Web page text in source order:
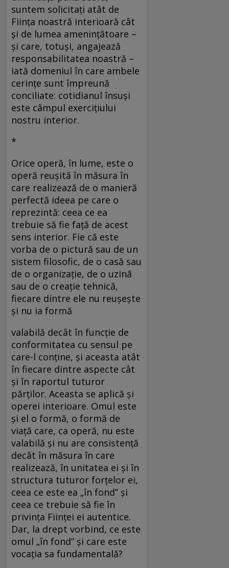
suntem solicitaţi atât de
Fiinţa noastră interioară cât
şi de lumea ameninţătoare –
şi care, totuşi, angajează
responsabilitatea noastră –
iată domeniul în care ambele
cerinţe sunt împreună
conciliate: cotidianul însuşi
este câmpul exerciţiului
nostru interior.
*
Orice operă, în lume, este o
operă reuşită în măsura în
care realizează de o manieră
perfectă ideea pe care o
reprezintă: ceea ce ea
trebuie să fie faţă de acest
sens interior. Fie că este
vorba de o pictură sau de un
sistem filosofic, de o casă sau
de o organizaţie, de o uzină
sau de o creaţie tehnică,
fiecare dintre ele nu reuşeşte
şi nu ia formă
valabilă decât în funcţie de
conformitatea cu sensul pe
care-l conţine, şi aceasta atât
în fiecare dintre aspecte cât
şi în raportul tuturor
părţilor. Aceasta se aplică şi
operei interioare. Omul este
şi el o formă, o formă de
viaţă care, ca operă, nu este
valabilă şi nu are consistenţă
decât în măsura în care
realizează, în unitatea ei şi în
structura tuturor forţelor ei,
ceea ce este ea „în fond” şi
ceea ce trebuie să fie în
privinţa Fiinţei ei autentice.
Dar, la drept vorbind, ce este
omul „în fond” şi care este
vocaţia sa fundamentală?